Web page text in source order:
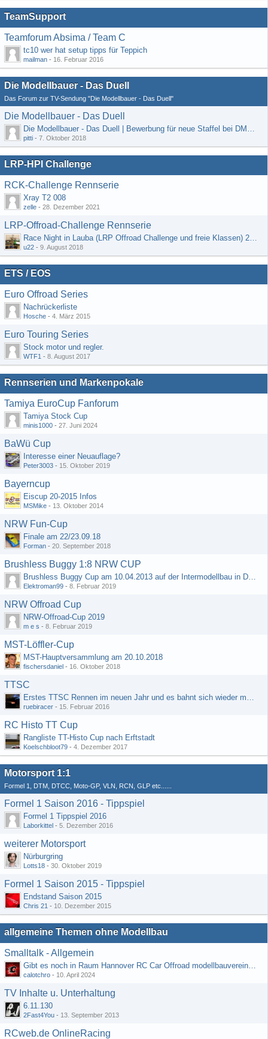
TeamSupport
Teamforum Absima / Team C
tc10 wer hat setup tipps für Teppich
mailman - 16. Februar 2016
Die Modellbauer - Das Duell
Das Forum zur TV-Sendung "Die Modellbauer - Das Duell"
Die Modellbauer - Das Duell
Die Modellbauer - Das Duell | Bewerbung für neue Staffel bei DMAX *Werbung*
pitti - 7. Oktober 2018
LRP-HPI Challenge
RCK-Challenge Rennserie
Xray T2 008
zelle - 28. Dezember 2021
LRP-Offroad-Challenge Rennserie
Race Night in Lauba (LRP Offroad Challenge und freie Klassen) 25/26.08
u22 - 9. August 2018
ETS / EOS
Euro Offroad Series
Nachrückerliste
Hosche - 4. März 2015
Euro Touring Series
Stock motor und regler.
WTF1 - 8. August 2017
Rennserien und Markenpokale
Tamiya EuroCup Fanforum
Tamiya Stock Cup
minis1000 - 27. Juni 2024
BaWü Cup
Interesse einer Neuauflage?
Peter3003 - 15. Oktober 2019
Bayerncup
Eiscup 20-2015 Infos
MSMike - 13. Oktober 2014
NRW Fun-Cup
Finale am 22/23.09.18
Forman - 20. September 2018
Brushless Buggy 1:8 NRW CUP
Brushless Buggy Cup am 10.04.2013 auf der Intermodellbau in Dortmund
Elektroman99 - 8. Februar 2019
NRW Offroad Cup
NRW-Offroad-Cup 2019
m e s - 8. Februar 2019
MST-Löffler-Cup
MST-Hauptversammlung am 20.10.2018
fischersdaniel - 16. Oktober 2018
TTSC
Erstes TTSC Rennen im neuen Jahr und es bahnt sich wieder mal eine Rekordteilnehmerzahl an
ruebiracer - 15. Februar 2016
RC Histo TT Cup
Rangliste TT-Histo Cup nach Erftstadt
Koelschbloot79 - 4. Dezember 2017
Motorsport 1:1
Formel 1, DTM, DTCC, Moto-GP, VLN, RCN, GLP etc......
Formel 1 Saison 2016 - Tippspiel
Formel 1 Tippspiel 2016
Laborkittel - 5. Dezember 2016
weiterer Motorsport
Nürburgring
Lotts18 - 30. Oktober 2019
Formel 1 Saison 2015 - Tippspiel
Endstand Saison 2015
Chris 21 - 10. Dezember 2015
allgemeine Themen ohne Modellbau
Smalltalk - Allgemein
Gibt es noch in Raum Hannover RC Car Offroad modellbauvereine, habe selbst schon gegoogelt aber erfolglos
calotchro - 10. April 2024
TV Inhalte u. Unterhaltung
6.11.130
2Fast4You - 13. September 2013
RCweb.de OnlineRacing